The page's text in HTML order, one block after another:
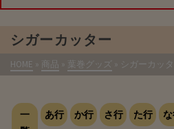
シガーカッター
HOME » 商品 » 葉巻グッズ » シガーカッタ
一
あ行 か行 さ行 た行